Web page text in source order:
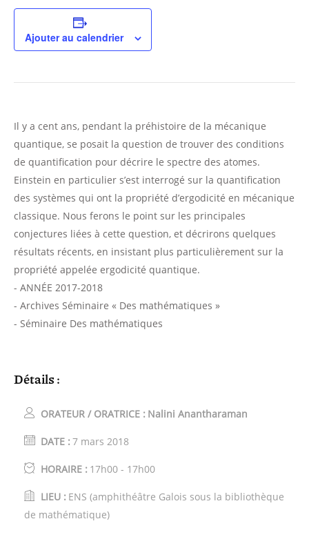
Ajouter au calendrier
Il y a cent ans, pendant la préhistoire de la mécanique
quantique, se posait la question de trouver des conditions
de quantification pour décrire le spectre des atomes.
Einstein en particulier s’est interrogé sur la quantification
des systèmes qui ont la propriété d’ergodicité en mécanique
classique. Nous ferons le point sur les principales
conjectures liées à cette question, et décrirons quelques
résultats récents, en insistant plus particulièrement sur la
propriété appelée ergodicité quantique.
- ANNÉE 2017-2018
- Archives Séminaire « Des mathématiques »
- Séminaire Des mathématiques
Détails :
ORATEUR / ORATRICE : Nalini Anantharaman
DATE : 7 mars 2018
HORAIRE : 17h00 - 17h00
LIEU : ENS (amphithéâtre Galois sous la bibliothèque
de mathématique)